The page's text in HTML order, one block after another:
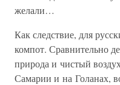
желали…
Как следствие, для
компот. Сравнительно
природа и чистый
Самарии и на Голанах,